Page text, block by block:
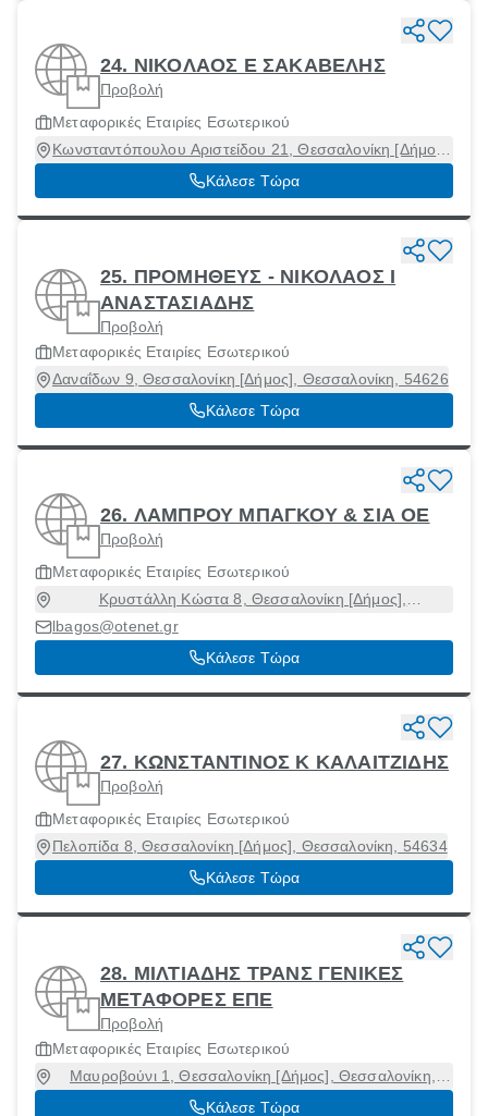
24. ΝΙΚΟΛΑΟΣ Ε ΣΑΚΑΒΕΛΗΣ
Προβολή
Μεταφορικές Εταιρίες Εσωτερικού
Κωνσταντόπουλου Αριστείδου 21, Θεσσαλονίκη [Δήμος],
Θεσσαλονίκη, 54634
Κάλεσε Τώρα
25. ΠΡΟΜΗΘΕΥΣ - ΝΙΚΟΛΑΟΣ Ι
ΑΝΑΣΤΑΣΙΑΔΗΣ
Προβολή
Μεταφορικές Εταιρίες Εσωτερικού
Δαναΐδων 9, Θεσσαλονίκη [Δήμος], Θεσσαλονίκη, 54626
Κάλεσε Τώρα
26. ΛΑΜΠΡΟΥ ΜΠΑΓΚΟΥ & ΣΙΑ ΟΕ
Προβολή
Μεταφορικές Εταιρίες Εσωτερικού
Κρυστάλλη Κώστα 8, Θεσσαλονίκη [Δήμος],
lbagos@otenet.gr
Κάλεσε Τώρα
27. ΚΩΝΣΤΑΝΤΙΝΟΣ Κ ΚΑΛΑΙΤΖΙΔΗΣ
Προβολή
Μεταφορικές Εταιρίες Εσωτερικού
Πελοπίδα 8, Θεσσαλονίκη [Δήμος], Θεσσαλονίκη, 54634
Κάλεσε Τώρα
28. ΜΙΛΤΙΑΔΗΣ ΤΡΑΝΣ ΓΕΝΙΚΕΣ
ΜΕΤΑΦΟΡΕΣ ΕΠΕ
Προβολή
Μεταφορικές Εταιρίες Εσωτερικού
Μαυροβούνι 1, Θεσσαλονίκη [Δήμος], Θεσσαλονίκη,
23200
Κάλεσε Τώρα